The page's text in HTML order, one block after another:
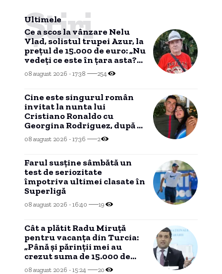
Ultimele
Știri
Ce a scos la vânzare Nelu
Vlad, solistul trupei Azur, la
prețul de 15.000 de euro: „Nu
vedeți ce este în țara asta?
Nu mai am timp”
08 august 2026 - 17:38 254
Cine este singurul român
invitat la nunta lui
Cristiano Ronaldo cu
Georgina Rodriguez, după o
legătură de două decenii.
08 august 2026 - 17:36 2
Farul susține sâmbătă un
test de seriozitate
împotriva ultimei clasate în
Superligă
08 august 2026 - 16:40 19
Cât a plătit Radu Miruță
pentru vacanța din Turcia:
„Până și părinții mei au
crezut suma de 15.000 de
euro”
08 august 2026 - 15:24 20